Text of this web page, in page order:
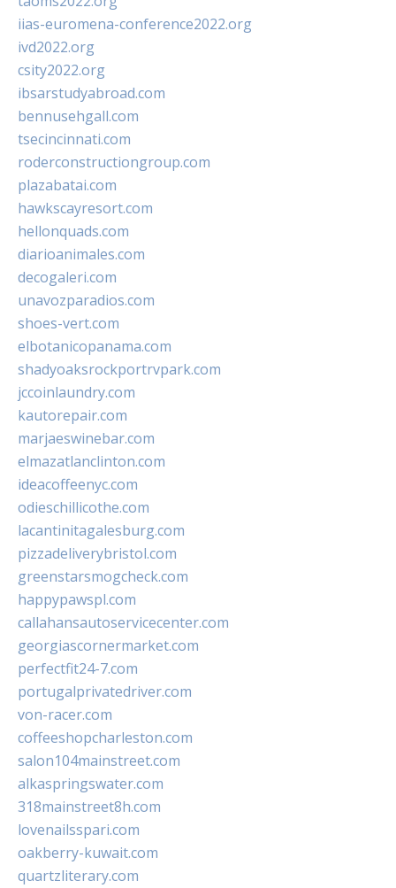
iias-euromena-conference2022.org
ivd2022.org
csity2022.org
ibsarstudyabroad.com
bennusehgall.com
tsecincinnati.com
roderconstructiongroup.com
plazabatai.com
hawkscayresort.com
hellonquads.com
diarioanimales.com
decogaleri.com
unavozparadios.com
shoes-vert.com
elbotanicopanama.com
shadyoaksrockportrvpark.com
jccoinlaundry.com
kautorepair.com
marjaeswinebar.com
elmazatlanclinton.com
ideacoffeenyc.com
odieschillicothe.com
lacantinitagalesburg.com
pizzadeliverybristol.com
greenstarsmogcheck.com
happypawspl.com
callahansautoservicecenter.com
georgiascornermarket.com
perfectfit24-7.com
portugalprivatedriver.com
von-racer.com
coffeeshopcharleston.com
salon104mainstreet.com
alkaspringswater.com
318mainstreet8h.com
lovenailsspari.com
oakberry-kuwait.com
quartzliterary.com